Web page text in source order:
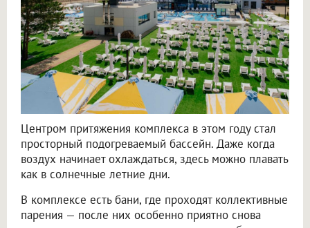
Центром притяжения комплекса в этом году стал
просторный подогреваемый бассейн. Даже когда
воздух начинает охлаждаться, здесь можно плавать
как в солнечные летние дни.
В комплексе есть бани, где проходят коллективные
парения — после них особенно приятно снова